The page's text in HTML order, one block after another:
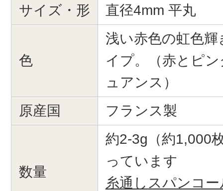
サイズ・形 直径4mm 平丸
色
浅い赤色の虹色
イプ。（赤とピ
ュアンス）
原産国
フランス製
数量
約2-3g（約1,000
っています
糸通しスパンコ